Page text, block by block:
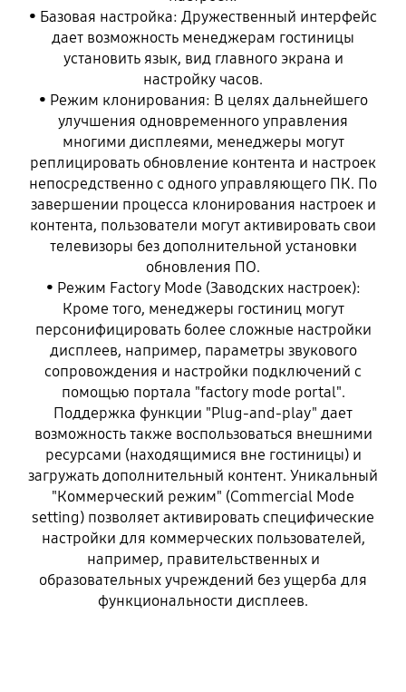
• Базовая настройка: Дружественный интерфейс
дает возможность менеджерам гостиницы
установить язык, вид главного экрана и
настройку часов.
• Режим клонирования: В целях дальнейшего
улучшения одновременного управления
многими дисплеями, менеджеры могут
реплицировать обновление контента и настроек
непосредственно с одного управляющего ПК. По
завершении процесса клонирования настроек и
контента, пользователи могут активировать свои
телевизоры без дополнительной установки
обновления ПО.
• Режим Factory Mode (Заводских настроек):
Кроме того, менеджеры гостиниц могут
персонифицировать более сложные настройки
дисплеев, например, параметры звукового
сопровождения и настройки подключений с
помощью портала "factory mode portal".
Поддержка функции "Рlug-and-play" дает
возможность также воспользоваться внешними
ресурсами (находящимися вне гостиницы) и
загружать дополнительный контент. Уникальный
"Коммерческий режим" (Commercial Mode
setting) позволяет активировать специфические
настройки для коммерческих пользователей,
например, правительственных и
образовательных учреждений без ущерба для
функциональности дисплеев.